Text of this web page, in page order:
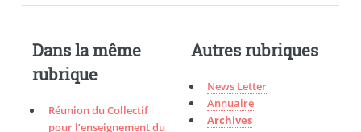
Dans la même
rubrique
Réunion du Collectif
pour l’enseignement du
Autres rubriques
News Letter
Annuaire
Archives